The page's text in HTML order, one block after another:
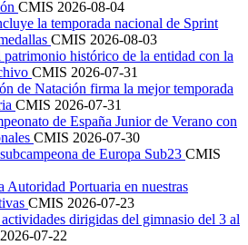
CMIS 2026-08-04
la temporada nacional de Sprint
CMIS 2026-08-03
patrimonio histórico de la entidad con la
CMIS 2026-07-31
de Natación firma la mejor temporada
CMIS 2026-07-31
de España Junior de Verano con
CMIS 2026-07-30
de Europa Sub23 CMIS
Autoridad Portuaria en nuestras
CMIS 2026-07-23
dirigidas del gimnasio del 3 al
2026-07-22